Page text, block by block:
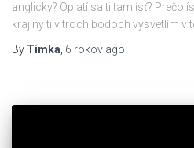
anglicky? Oplatí sa ti tam ísť? Prečo
krajiny ti v troch bodoch vysvetlím v
By Timka, 6 rokov ago